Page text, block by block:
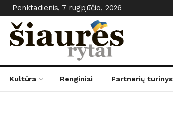
Penktadienis, 7 rugpjūčio, 2026
Kultūra Renginiai Partnerių turinys